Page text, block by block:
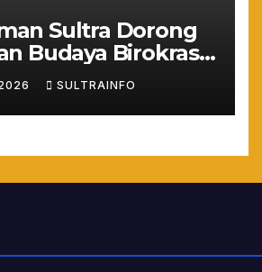
Sultra Dorong
Budaya Birokrasi
2026
SULTRAINFO